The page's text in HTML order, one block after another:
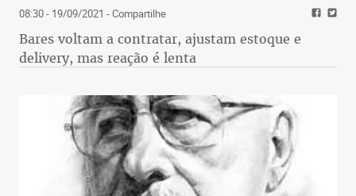
08:30 - 19/09/2021 - Compartilhe
Bares voltam a contratar, ajustam estoque e
delivery, mas reação é lenta